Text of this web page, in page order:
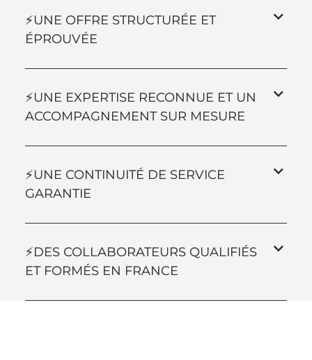
⚡️UNE OFFRE STRUCTURÉE ET
ÉPROUVÉE
⚡️UNE EXPERTISE RECONNUE ET UN
ACCOMPAGNEMENT SUR MESURE
⚡️UNE CONTINUITÉ DE SERVICE
GARANTIE
⚡️DES COLLABORATEURS QUALIFIÉS
ET FORMÉS EN FRANCE